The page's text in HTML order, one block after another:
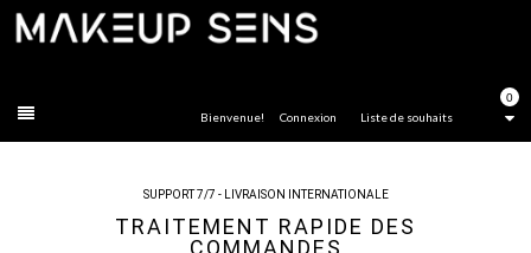
0
Liste de souhaits
Bienvenue! Connexion
SUPPORT 7/7 - LIVRAISON INTERNATIONALE
TRAITEMENT RAPIDE DES
COMMANDES